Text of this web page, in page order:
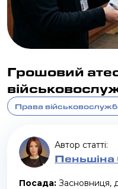
Грошовий
Права
Автор статті:
Посада: Засновниця,